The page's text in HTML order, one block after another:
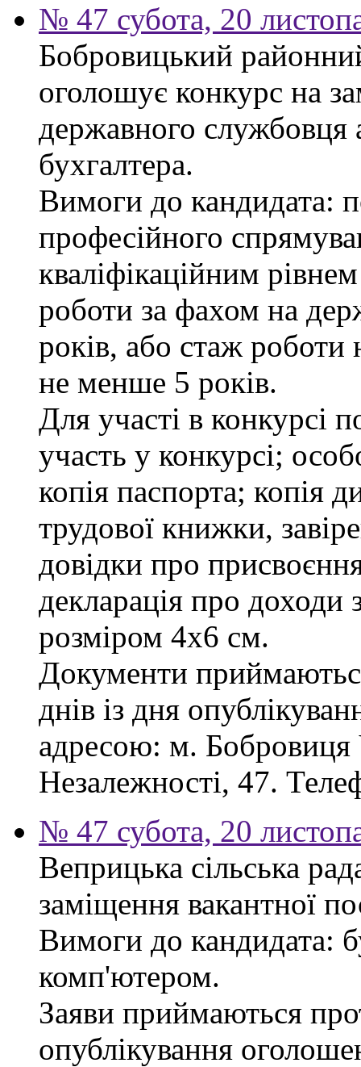
№ 47 субота, 20
Бобровицький районний
оголошує конкурс на
державного службовця
бухгалтера.
Вимоги до кандидата:
професійного
кваліфікаційним
роботи за фахом на
років, або стаж роботи
не менше 5 років.
Для участі в конкурсі
участь у конкурсі;
копія паспорта; копія
трудової книжки,
довідки про
декларація про доходи
розміром 4х6 см.
Документи
днів із дня
адресою: м. Бобровиця
Незалежності, 47.
№ 47 субота, 20
Веприцька сільська
заміщення вакантної
Вимоги до кандидата:
комп'ютером.
Заяви приймаються
опублікування